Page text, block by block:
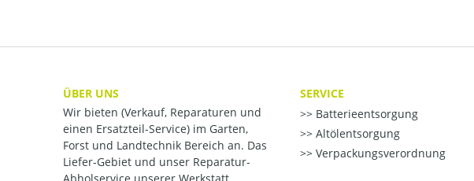
ÜBER UNS
Wir bieten (Verkauf, Reparaturen und
einen Ersatzteil-Service) im Garten,
Forst und Landtechnik Bereich an. Das
Liefer-Gebiet und unser Reparatur-
SERVICE
Batterieentsorgung
Altölentsorgung
Verpackungsverordnung